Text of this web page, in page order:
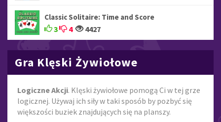
Classic Solitaire: Time and Score
3 4 4427
Gra Klęski Żywiołowe
Logiczne Akcji. Klęski żywiołowe pomogą Ci w tej grze
logicznej. Używaj ich siły w taki sposób by pozbyć się
większości buziek znajdujących się na planszy.